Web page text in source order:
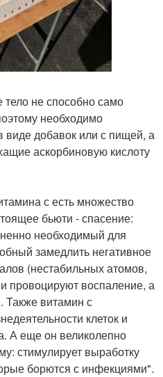
тело не способно само
необходимо
виде добавок или с пищей, а
аскорбиновую кислоту
с есть множество
бьюти - спасение:
необходимый для
замедлить негативное
(нестабильных атомов,
провоцируют воспаление, а
Также витамин с
клеток и
А еще он великолепно
стимулирует выработку
борются с инфекциями".